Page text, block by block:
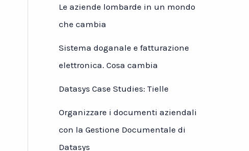
Le aziende lombarde in un mondo
che cambia
Sistema doganale e fatturazione
elettronica. Cosa cambia
Datasys Case Studies: Tielle
Organizzare i documenti aziendali
con la Gestione Documentale di
Datasys